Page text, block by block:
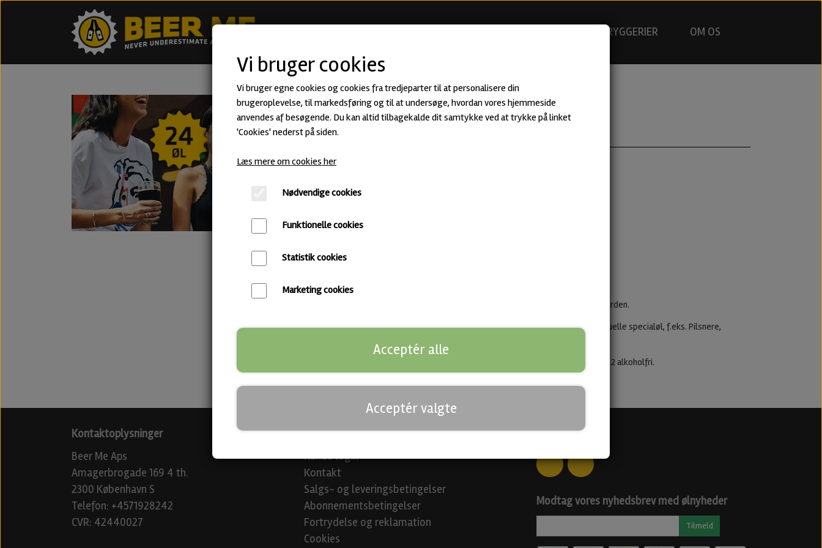
BRYGGERIER OM OS
Den lille fredagsbar - 24 specialøl
1.075,00 kr.
Fyr ekstra op under fredagsbaren med 24 lækre specialøl af højeste kvalitet.
Vi blander en pakke med øl fra førende mikrobryggerier i Danmark og den store ølverden.
Du får 8 varianter med tre af hver. Vi blander pakkerne fra gang til gang med nye aktuelle specialøl, f.eks. Pilsnere,
Hvis du vælger pakken der indeholder alkoholfri øl får du 6 varianter med alkohol og 2 alkoholfri.
Kontaktoplysninger
Beer Me Aps
Amagerbrogade 169 4 th.
2300 København S
Telefon: +4571928242
CVR: 42440027
Links
Kunde login
Kontakt
Salgs- og leveringsbetingelser
Abonnementsbetingelser
Fortrydelse og reklamation
Cookies
Sociale medier
Modtag vores nyhedsbrev med ølnyheder
Tilmeld
Vi bruger cookies
Vi bruger egne cookies og cookies fra tredjeparter til at personalisere din
brugeroplevelse, til markedsføring og til at undersøge, hvordan vores hjemmeside
anvendes af besøgende. Du kan altid tilbagekalde dit samtykke ved at trykke på linket
'Cookies' nederst på siden.
Læs mere om cookies her
Nødvendige cookies
Funktionelle cookies
Statistik cookies
Marketing cookies
Acceptér alle
Acceptér valgte